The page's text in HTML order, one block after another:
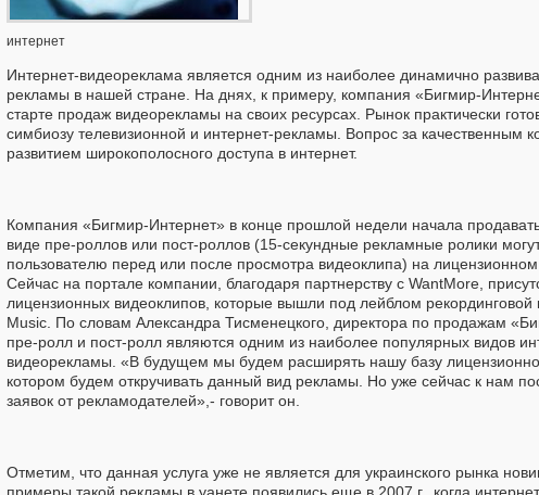
интернет
Интернет-видеореклама является одним из наиболее динамично
рекламы в нашей стране. На днях, к примеру, компания «Бигмир-
старте продаж видеорекламы на своих ресурсах. Рынок практически
симбиозу телевизионной и интернет-рекламы. Вопрос за качественным
развитием широкополосного доступа в интернет.
Компания «Бигмир-Интернет» в конце прошлой недели начала
виде пре-роллов или пост-роллов (15-секундные рекламные ролики
пользователю перед или после просмотра видеоклипа) на лицензионном
Сейчас на портале компании, благодаря партнерству с WantMore,
лицензионных видеоклипов, которые вышли под лейблом рекординговой
Music. По словам Александра Тисменецкого, директора по продажам
пре-ролл и пост-ролл являются одним из наиболее популярных видов
видеорекламы. «В будущем мы будем расширять нашу базу
котором будем откручивать данный вид рекламы. Но уже сейчас к нам
заявок от рекламодателей»,- говорит он.
Отметим, что данная услуга уже не является для украинского рынка